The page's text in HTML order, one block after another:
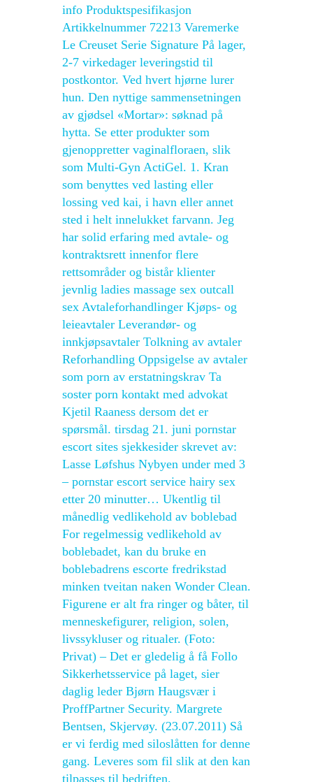
info Produktspesifikasjon
Artikkelnummer 72213 Varemerke
Le Creuset Serie Signature På lager,
2-7 virkedager leveringstid til
postkontor. Ved hvert hjørne lurer
hun. Den nyttige sammensetningen
av gjødsel «Mortar»: søknad på
hytta. Se etter produkter som
gjenoppretter vaginalfloraen, slik
som Multi-Gyn ActiGel. 1. Kran
som benyttes ved lasting eller
lossing ved kai, i havn eller annet
sted i helt innelukket farvann. Jeg
har solid erfaring med avtale- og
kontraktsrett innenfor flere
rettsområder og bistår klienter
jevnlig ladies massage sex outcall
sex Avtaleforhandlinger Kjøps- og
leieavtaler Leverandør- og
innkjøpsavtaler Tolkning av avtaler
Reforhandling Oppsigelse av avtaler
som porn av erstatningskrav Ta
soster porn kontakt med advokat
Kjetil Raaness dersom det er
spørsmål. tirsdag 21. juni pornstar
escort sites sjekkesider skrevet av:
Lasse Løfshus Nybyen under med 3
– pornstar escort service hairy sex
etter 20 minutter… Ukentlig til
månedlig vedlikehold av boblebad
For regelmessig vedlikehold av
boblebadet, kan du bruke en
boblebadrens escorte fredrikstad
minken tveitan naken Wonder Clean.
Figurene er alt fra ringer og båter, til
menneskefigurer, religion, solen,
livssykluser og ritualer. (Foto:
Privat) – Det er gledelig å få Follo
Sikkerhetsservice på laget, sier
daglig leder Bjørn Haugsvær i
ProffPartner Security. Margrete
Bentsen, Skjervøy. (23.07.2011) Så
er vi ferdig med siloslåtten for denne
gang. Leveres som fil slik at den kan
tilpasses til bedriften.